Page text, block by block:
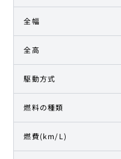
全幅
全高
駆動方式
燃料の種類
燃費(km/L)